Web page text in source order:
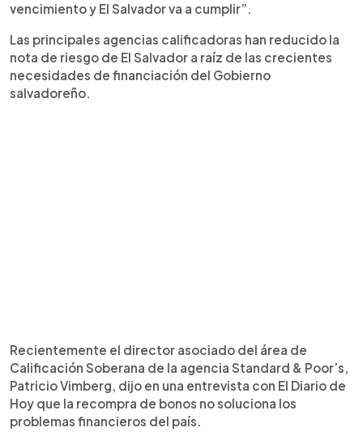
vencimiento y El Salvador va a cumplir”.
Las principales agencias calificadoras han reducido la
nota de riesgo de El Salvador a raíz de las crecientes
necesidades de financiación del Gobierno
salvadoreño.
Recientemente el director asociado del área de
Calificación Soberana de la agencia Standard & Poor’s,
Patricio Vimberg, dijo en una entrevista con El Diario de
Hoy que la recompra de bonos no soluciona los
problemas financieros del país.